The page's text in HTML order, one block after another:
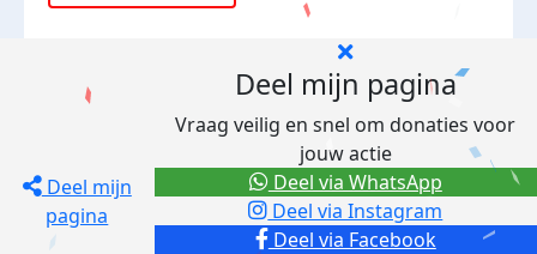
Deel mijn
pagina
Deel mijn pagina
Vraag veilig en snel om donaties voor
jouw actie
Deel via Facebook
Deel via Instagram
Deel via WhatsApp